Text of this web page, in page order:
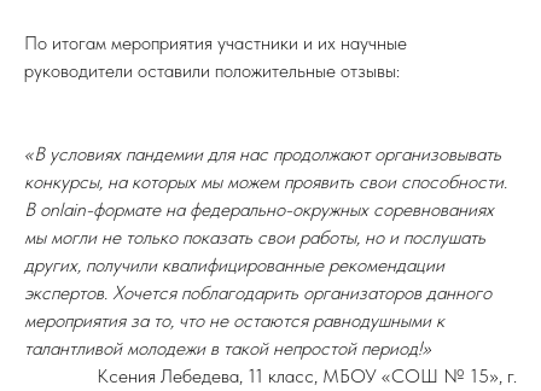
По итогам мероприятия участники и их научные
руководители оставили положительные отзывы:
«В условиях пандемии для нас продолжают организовывать
конкурсы, на которых мы можем проявить свои способности.
В onlain-формате на федерально-окружных соревнованиях
мы могли не только показать свои работы, но и послушать
других, получили квалифицированные рекомендации
экспертов. Хочется поблагодарить организаторов данного
мероприятия за то, что не остаются равнодушными к
талантливой молодежи в такой непростой период!»
Ксения Лебедева, 11 класс, МБОУ «СОШ № 15», г.